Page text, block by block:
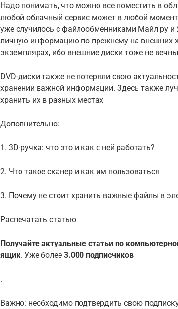
Надо понимать, что можно все поместить в
любой облачный сервис может в любой
уже случилось с файлообменниками Майл ру
личную информацию по-прежнему на внешних
экземплярах, ибо внешние диски тоже не
DVD-диски также не потеряли свою
хранении важной информации. Здесь также
хранить их в разных местах
Дополнительно:
1. 3D-ручка: что это и как с ней работать?
2. Что такое сканер и как им пользоваться
3. Почему не стоит хранить важные файлы в
Распечатать статью
Получайте актуальные статьи по
ящик. Уже более 3.000 подписчиков
.
Важно: необходимо подтвердить свою